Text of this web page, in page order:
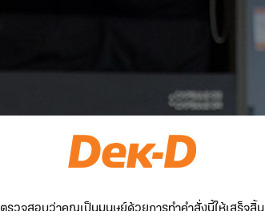
ตรวจสอบว่าคุณเป็นมนุษย์ด้วยการทำคำสั่งนี้ให้เสร็จสิ้น